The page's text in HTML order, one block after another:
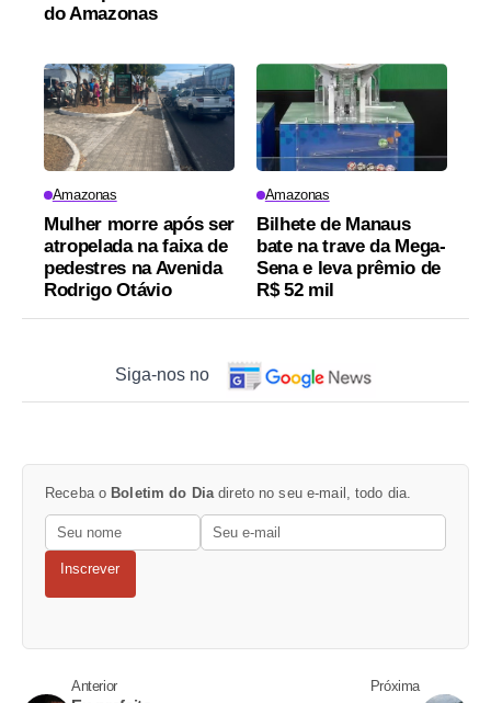
do Amazonas
Amazonas
Mulher morre após ser
atropelada na faixa de
pedestres na Avenida
Rodrigo Otávio
Amazonas
Bilhete de Manaus
bate na trave da Mega-
Sena e leva prêmio de
R$ 52 mil
Siga-nos no
Receba o Boletim do Dia direto no seu e-mail, todo dia.
Inscrever
Anterior Próxima